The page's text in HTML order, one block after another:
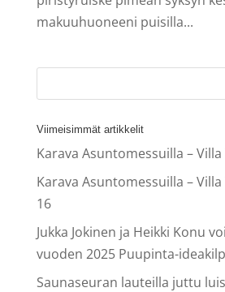
makuuhuoneeni puisilla...
Viimeisimmät artikkelit
Karava Asuntomessuilla –
Karava Asuntomessuilla –
16
Jukka Jokinen ja Heikki Konu
vuoden 2025 Puupinta-
Saunaseuran lauteilla juttu